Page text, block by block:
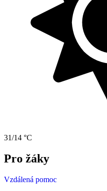
31/14 °C
Pro žáky
Vzdálená pomoc